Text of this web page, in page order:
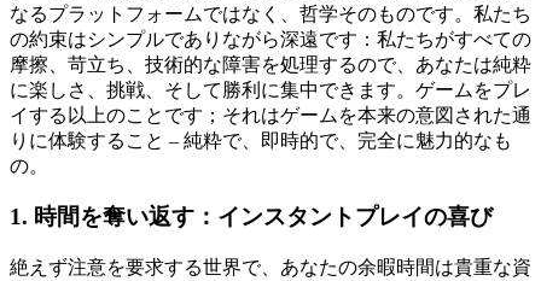
なるプラットフォームではなく、哲学そのものです。私たち
の約束はシンプルでありながら深遠です：私たちがすべての
摩擦、苛立ち、技術的な障害を処理するので、あなたは純粋
に楽しさ、挑戦、そして勝利に集中できます。ゲームをプレ
イする以上のことです；それはゲームを本来の意図された通
りに体験すること – 純粋で、即時的で、完全に魅力的なも
の。
1. 時間を奪い返す：インスタントプレイの喜び
絶えず注意を要求する世界で、あなたの余暇時間は貴重な資